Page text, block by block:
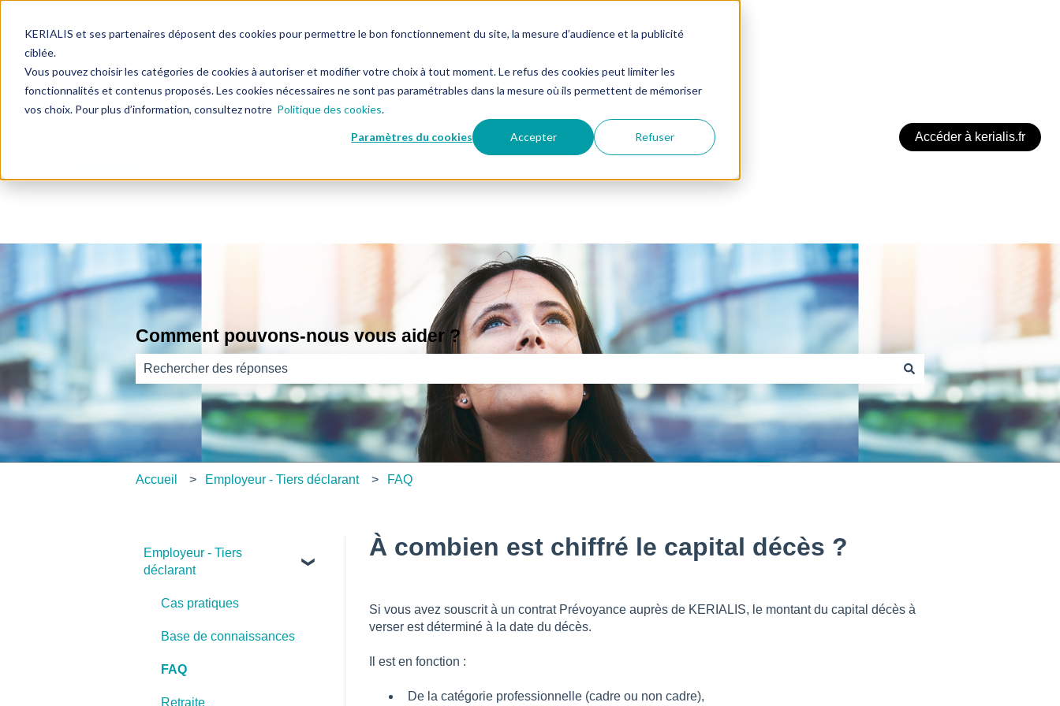
KERIALIS et ses partenaires déposent des cookies pour permettre le bon fonctionnement du site, la mesure d’audience et la publicité
ciblée.
Vous pouvez choisir les catégories de cookies à autoriser et modifier votre choix à tout moment. Le refus des cookies peut limiter les
fonctionnalités et contenus proposés. Les cookies nécessaires ne sont pas paramétrables dans la mesure où ils permettent de mémoriser
vos choix. Pour plus d’information, consultez notre Politique des cookies.
Paramètres du cookies Accepter Refuser Accéder à kerialis.fr
Comment pouvons-nous vous aider ?
Il n'y a aucune suggestion car le champ de recherche est vide.
Accueil Employeur - Tiers déclarant FAQ
À combien est chiffré le capital décès ?
Si vous avez souscrit à un contrat Prévoyance auprès de KERIALIS, le montant du capital décès à
verser est déterminé à la date du décès.
Il est en fonction :
De la catégorie professionnelle (cadre ou non cadre),
Employeur - Tiers
déclarant
Cas pratiques
Base de connaissances
FAQ
Retraite